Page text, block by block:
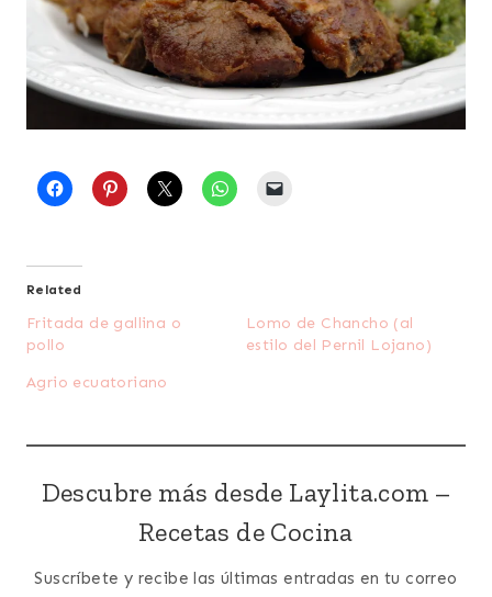
Related
Fritada de gallina o
pollo
Lomo de Chancho (al
estilo del Pernil Lojano)
Agrio ecuatoriano
Descubre más desde Laylita.com –
Recetas de Cocina
Suscríbete y recibe las últimas entradas en tu correo